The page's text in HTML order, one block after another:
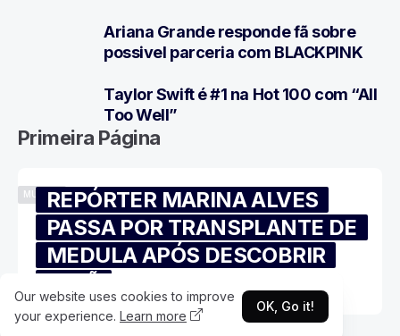
Ariana Grande responde fã sobre
possivel parceria com BLACKPINK
Taylor Swift é #1 na Hot 100 com “All
Too Well”
Primeira Página
MÚSICAREPÓRTER MARINA ALVES
PASSA POR TRANSPLANTE DE
MEDULA APÓS DESCOBRIR
IRMÃ
Our website uses cookies to improve
your experience. Learn more
OK, Go it!